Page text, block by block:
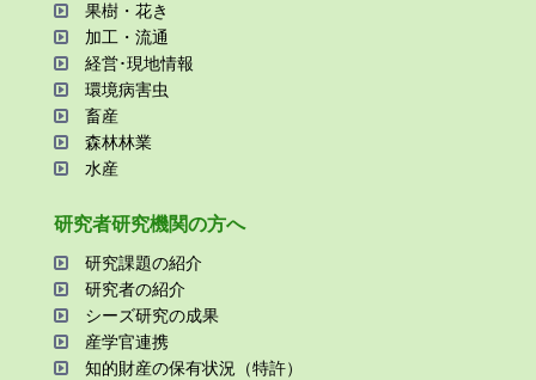
果樹・花き
加⼯・流通
経営･現地情報
環境病害⾍
畜産
森林林業
⽔産
研究者研究機関の⽅へ
研究課題の紹介
研究者の紹介
シーズ研究の成果
産学官連携
知的財産の保有状況（特許）